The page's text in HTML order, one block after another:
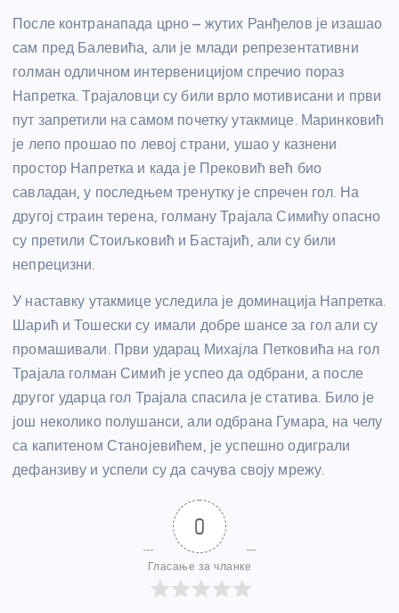
После контранапада црно – жутих Ранђелов је изашао
сам пред Балевића, али је млади репрезентативни
голман одличном интервеницијом спречио пораз
Напретка. Трајаловци су били врло мотивисани и први
пут запретили на самом почетку утакмице. Маринковић
је лепо прошао по левој страни, ушао у казнени
простор Напретка и када је Прековић већ био
савладан, у последњем тренутку је спречен гол. На
другој страин терена, голману Трајала Симићу опасно
су претили Стоиљковић и Бастајић, али су били
непрецизни.
У наставку утакмице уследила је доминација Напретка.
Шарић и Тошески су имали добре шансе за гол али су
промашивали. Први ударац Михајла Петковића на гол
Трајала голман Симић је успео да одбрани, а после
другог ударца гол Трајала спасила је статива. Било је
још неколико полушанси, али одбрана Гумара, на челу
са капитеном Станојевићем, је успешно одиграли
дефанзиву и успели су да сачува своју мрежу.
0
Гласање за чланке